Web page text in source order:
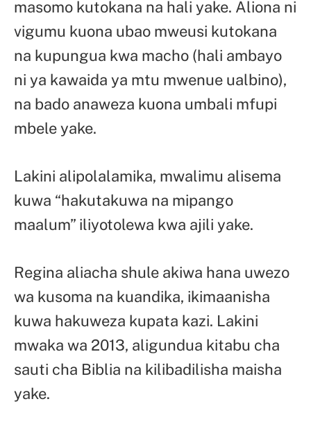
masomo kutokana na hali yake. Aliona ni
vigumu kuona ubao mweusi kutokana
na kupungua kwa macho (hali ambayo
ni ya kawaida ya mtu mwenue ualbino),
na bado anaweza kuona umbali mfupi
mbele yake.
Lakini alipolalamika, mwalimu alisema
kuwa “hakutakuwa na mipango
maalum” iliyotolewa kwa ajili yake.
Regina aliacha shule akiwa hana uwezo
wa kusoma na kuandika, ikimaanisha
kuwa hakuweza kupata kazi. Lakini
mwaka wa 2013, aligundua kitabu cha
sauti cha Biblia na kilibadilisha maisha
yake.